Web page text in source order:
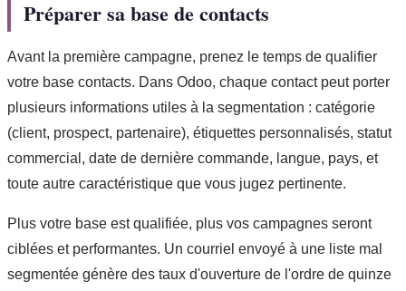
Préparer sa base de contacts
Avant la première campagne, prenez le temps de qualifier
votre base contacts. Dans Odoo, chaque contact peut porter
plusieurs informations utiles à la segmentation : catégorie
(client, prospect, partenaire), étiquettes personnalisés, statut
commercial, date de dernière commande, langue, pays, et
toute autre caractéristique que vous jugez pertinente.
Plus votre base est qualifiée, plus vos campagnes seront
ciblées et performantes. Un courriel envoyé à une liste mal
segmentée génère des taux d'ouverture de l'ordre de quinze